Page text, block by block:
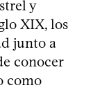
y
XIX, los
junto a
conocer
como